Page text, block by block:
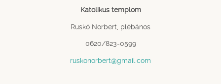
Katolikus templom
Ruskó Norbert, plébános
0620/823-0599
ruskonorbert@gmail.com